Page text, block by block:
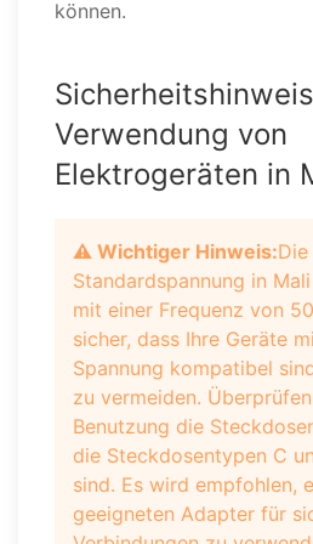
können.
Verwendung von
Elektrogeräten in
⚠️ Wichtiger Hinweis:Die
Standardspannung in
mit einer Frequenz von
sicher, dass Ihre Geräte
Spannung kompatibel
zu vermeiden.
Benutzung die
die Steckdosentypen C
sind. Es wird empfohlen,
geeigneten Adapter für